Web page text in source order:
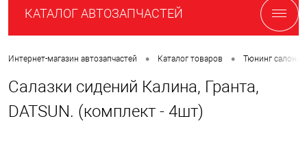
КАТАЛОГ АВТОЗАПЧАСТЕЙ
Интернет-магазин автозапчастей • Каталог товаров • Тюнинг салона
Салазки сидений Калина, Гранта,
DATSUN. (комплект - 4шт)